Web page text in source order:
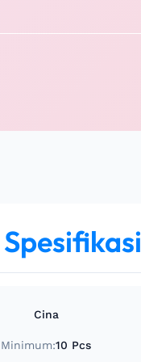
Spesifikasi
Cina
10 Pcs